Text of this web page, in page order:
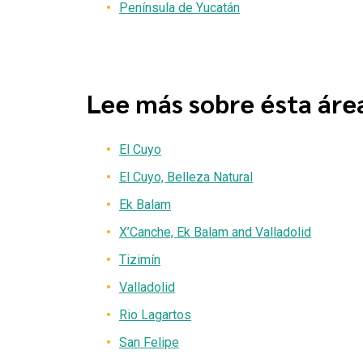
Península de Yucatán
Lee más sobre ésta
El Cuyo
El Cuyo, Belleza Natural
Ek Balam
X’Canche, Ek Balam and Valladolid
Tizimín
Valladolid
Rio Lagartos
San Felipe